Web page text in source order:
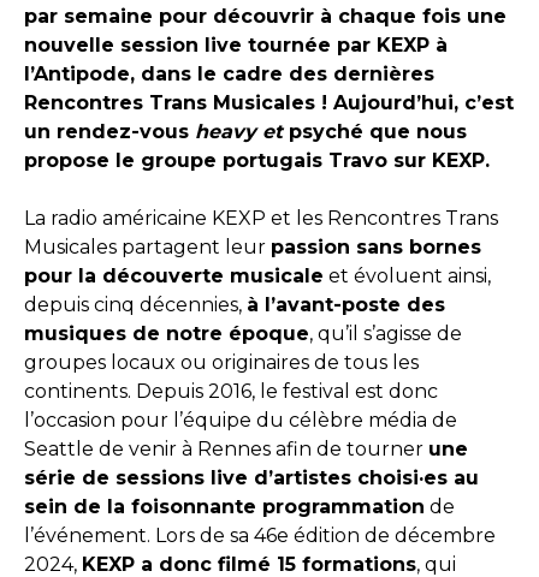
par semaine pour découvrir à chaque fois une
nouvelle session live tournée par KEXP à
l’Antipode, dans le cadre des dernières
Rencontres Trans Musicales ! Aujourd’hui, c’est
un rendez-vous heavy etpsyché que nous
propose le groupe portugais Travo sur KEXP.
La radio américaine KEXP et les Rencontres Trans
Musicales partagent leur passion sans bornes
pour la découverte musicale et évoluent ainsi,
depuis cinq décennies, à l’avant-poste des
musiques de notre époque, qu’il s’agisse de
groupes locaux ou originaires de tous les
continents. Depuis 2016, le festival est donc
l’occasion pour l’équipe du célèbre média de
Seattle de venir à Rennes afin de tourner une
série de sessions live d’artistes choisi·es au
sein de la foisonnante programmation de
l’événement. Lors de sa 46e édition de décembre
2024, KEXP a donc filmé 15 formations, qui